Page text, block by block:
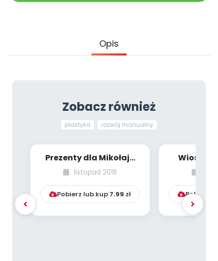
Archiwalne numery
Opis
Zobacz również
plastyka rozwój manualny
Prezenty dla Mikołaja
[PBP - dzieci starsze -
numer 5]...
listopad 2018
Pobierz lub kup 7.99 zł
Kącik
Pobierz